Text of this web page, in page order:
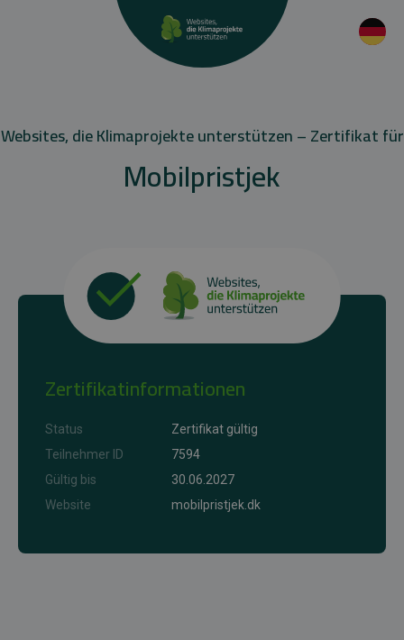
Websites, die Klimaprojekte unterstützen – Zertifikat für
Mobilpristjek
Zertifikatinformationen
Status
Zertifikat gültig
Teilnehmer ID
7594
Gültig bis
30.06.2027
Website
mobilpristjek.dk